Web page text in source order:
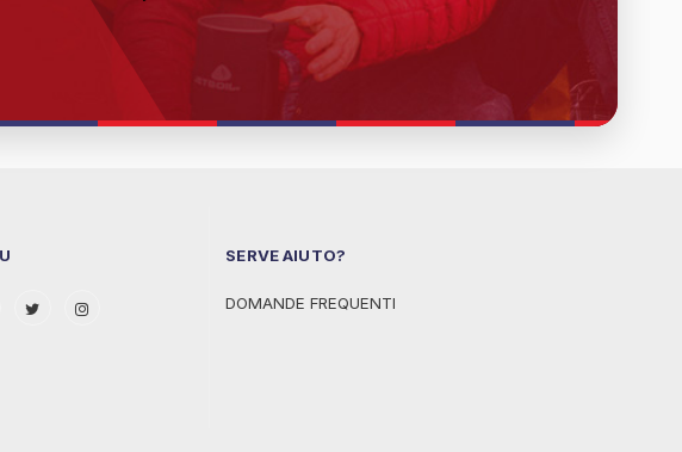
SERVE AIUTO?
DOMANDE FREQUENTI